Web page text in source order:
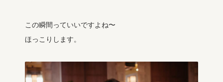
この瞬間っていいですよね〜
ほっこりします。